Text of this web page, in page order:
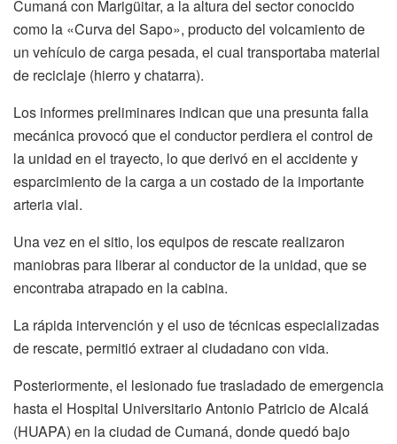
Cumaná con Marigüitar, a la altura del sector conocido
como la «Curva del Sapo», producto del volcamiento de
un vehículo de carga pesada, el cual transportaba material
de reciclaje (hierro y chatarra).
Los informes preliminares indican que una presunta falla
mecánica provocó que el conductor perdiera el control de
la unidad en el trayecto, lo que derivó en el accidente y
esparcimiento de la carga a un costado de la importante
arteria vial.
Una vez en el sitio, los equipos de rescate realizaron
maniobras para liberar al conductor de la unidad, que se
encontraba atrapado en la cabina.
La rápida intervención y el uso de técnicas especializadas
de rescate, permitió extraer al ciudadano con vida.
Posteriormente, el lesionado fue trasladado de emergencia
hasta el Hospital Universitario Antonio Patricio de Alcalá
(HUAPA) en la ciudad de Cumaná, donde quedó bajo